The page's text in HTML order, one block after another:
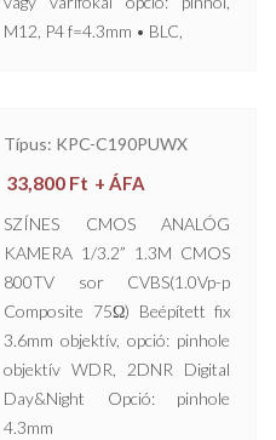
M12, P4 f=4.3mm • BLC,
Típus: KPC-C190PUWX
33,800 Ft + ÁFA
SZÍNES CMOS ANALÓG
KAMERA 1/3.2” 1.3M CMOS
800TV sor CVBS(1.0Vp-p
Composite 75Ω) Beépített fix
3.6mm objektív, opció: pinhole
objektív WDR, 2DNR Digital
Day&Night Opció: pinhole
4.3mm